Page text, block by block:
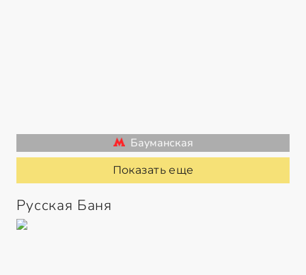
Бауманская
Показать еще
Русская Баня